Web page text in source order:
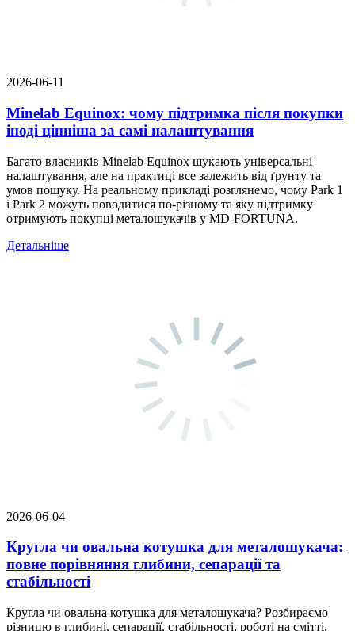
2026-06-11
Minelab Equinox: чому підтримка після покупки
іноді цінніша за самі налаштування
Багато власників Minelab Equinox шукають універсальні
налаштування, але на практиці все залежить від ґрунту та
умов пошуку. На реальному прикладі розглянемо, чому Park 1
і Park 2 можуть поводитися по-різному та яку підтримку
отримують покупці металошукачів у MD-FORTUNA.
Детальніше
2026-06-04
Кругла чи овальна котушка для металошукача:
повне порівняння глибини, сепарації та
стабільності
Кругла чи овальна котушка для металошукача? Розбираємо
різницю в глибині, сепарації, стабільності, роботі на смітті,